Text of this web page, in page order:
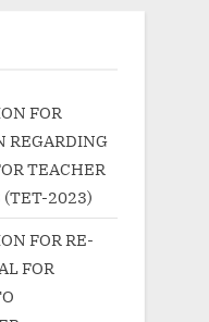
FOR
REGARDING
TEACHER
(TET-2023)
FOR RE-
FOR